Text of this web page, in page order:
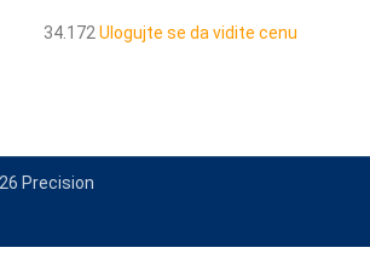
34.172 Ulogujte se da vidite cenu
Precision